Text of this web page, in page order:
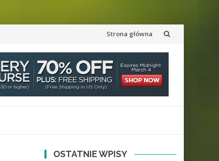
Przejdź
do
treści
Strona główna
OSTATNIE WPISY